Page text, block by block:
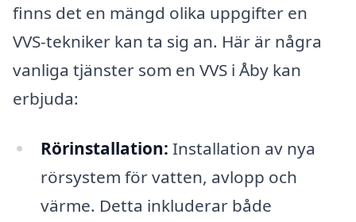
finns det en mängd olika uppgifter en
VVS-tekniker kan ta sig an. Här är några
vanliga tjänster som en VVS i Åby kan
erbjuda:
Rörinstallation: Installation av nya
rörsystem för vatten, avlopp och
värme. Detta inkluderar både